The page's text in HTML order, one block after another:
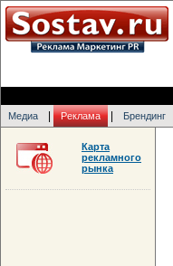
Медиа Реклама Брендинг
Карта
рекламного
рынка